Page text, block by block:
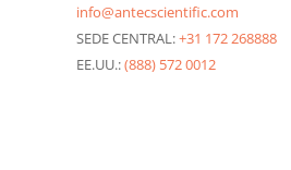
info@antecscientific.com
SEDE CENTRAL:+31 172 268888
EE.UU.:(888) 572 0012